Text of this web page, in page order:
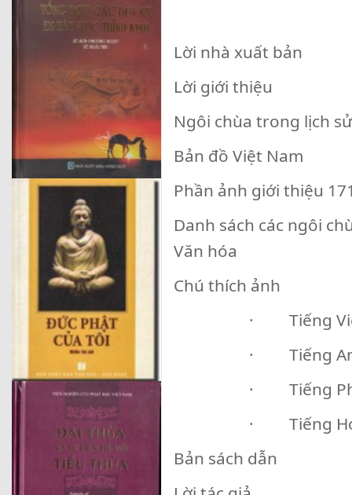
Lời nhà xuất bản
Lời giới thiệu
Ngôi chùa trong lịch
Bản đồ Việt Nam
Phần ảnh giới thiệu
Danh sách các ngôi
Văn hóa
Chú thích ảnh
· Tiếng
· Tiếng
· Tiếng
· Tiếng
Bản sách dẫn